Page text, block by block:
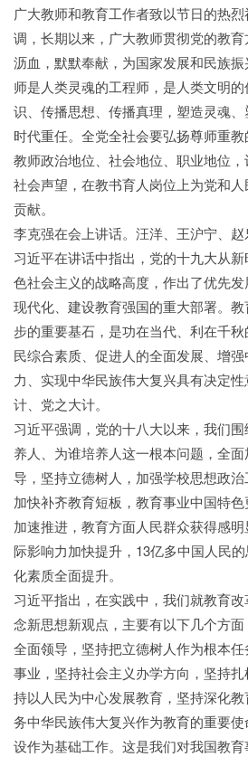
广大教师和教育工作者致以节日的热
调，长期以来，广大教师贯彻党的教
沥血，默默奉献，为国家发展和民族
师是人类灵魂的工程师，是人类文明
识、传播思想、传播真理，塑造灵魂
时代重任。全党全社会要弘扬尊师重
教师政治地位、社会地位、职业地位
社会声望，在教书育人岗位上为党和
贡献。
李克强在会上讲话。汪洋、王沪宁、赵
习近平在讲话中指出，党的十九大从
色社会主义的战略高度，作出了优先
现代化、建设教育强国的重大部署。
步的重要基石，是功在当代、利在千
民综合素质、促进人的全面发展、增
力、实现中华民族伟大复兴具有决定
计、党之大计。
习近平强调，党的十八大以来，我们
养人、为谁培养人这一根本问题，全
导，坚持立德树人，加强学校思想政治
加快补齐教育短板，教育事业中国特
加速推进，教育方面人民群众获得感
际影响力加快提升，13亿多中国人民
化素质全面提升。
习近平指出，在实践中，我们就教育
念新思想新观点，主要有以下几个方
全面领导，坚持把立德树人作为根本
事业，坚持社会主义办学方向，坚持
持以人民为中心发展教育，坚持深化
务中华民族伟大复兴作为教育的重要
设作为基础工作。这是我们对我国教